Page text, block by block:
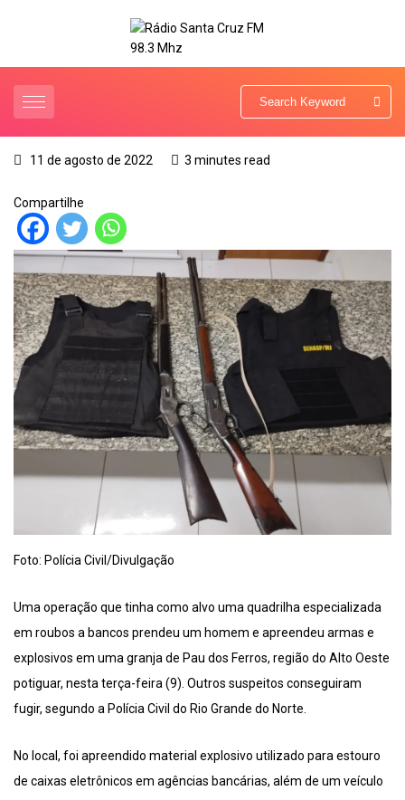
11 de agosto de 2022 3 minutes read
Compartilhe
Foto: Polícia Civil/Divulgação
Uma operação que tinha como alvo uma quadrilha especializada
em roubos a bancos prendeu um homem e apreendeu armas e
explosivos em uma granja de Pau dos Ferros, região do Alto Oeste
potiguar, nesta terça-feira (9). Outros suspeitos conseguiram
fugir, segundo a Polícia Civil do Rio Grande do Norte.
No local, foi apreendido material explosivo utilizado para estouro
de caixas eletrônicos em agências bancárias, além de um veículo